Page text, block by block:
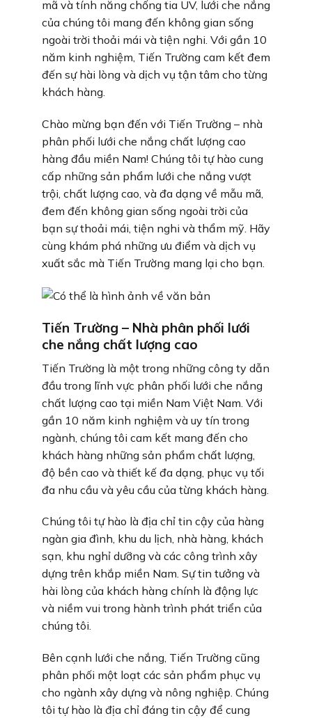
mã và tính năng chống tia UV, lưới che nắng
của chúng tôi mang đến không gian sống
ngoài trời thoải mái và tiện nghi. Với gần 10
năm kinh nghiệm, Tiến Trường cam kết đem
đến sự hài lòng và dịch vụ tận tâm cho từng
khách hàng.
Chào mừng bạn đến với Tiến Trường – nhà
phân phối lưới che nắng chất lượng cao
hàng đầu miền Nam! Chúng tôi tự hào cung
cấp những sản phẩm lưới che nắng vượt
trội, chất lượng cao, và đa dạng về mẫu mã,
đem đến không gian sống ngoài trời của
bạn sự thoải mái, tiện nghi và thẩm mỹ. Hãy
cùng khám phá những ưu điểm và dịch vụ
xuất sắc mà Tiến Trường mang lại cho bạn.
Tiến Trường – Nhà phân phối lưới
che nắng chất lượng cao
Tiến Trường là một trong những công ty dẫn
đầu trong lĩnh vực phân phối lưới che nắng
chất lượng cao tại miền Nam Việt Nam. Với
gần 10 năm kinh nghiệm và uy tín trong
ngành, chúng tôi cam kết mang đến cho
khách hàng những sản phẩm chất lượng,
độ bền cao và thiết kế đa dạng, phục vụ tối
đa nhu cầu và yêu cầu của từng khách hàng.
Chúng tôi tự hào là địa chỉ tin cậy của hàng
ngàn gia đình, khu du lịch, nhà hàng, khách
sạn, khu nghỉ dưỡng và các công trình xây
dựng trên khắp miền Nam. Sự tin tưởng và
hài lòng của khách hàng chính là động lực
và niềm vui trong hành trình phát triển của
chúng tôi.
Bên cạnh lưới che nắng, Tiến Trường cũng
phân phối một loạt các sản phẩm phục vụ
cho ngành xây dựng và nông nghiệp. Chúng
tôi tự hào là địa chỉ đáng tin cậy để cung